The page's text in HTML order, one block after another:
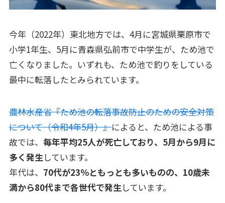
今年（2022年）東北地方では、4月に宮城県栗原市で
小学1年生、5月に青森県弘前市で中学生が、ため池で
亡くなりました。いずれも、ため池で釣りをしている
最中に転落したとみられています。
農林水産省『ため池の転落事故防⽌のための安全対策
について（令和4年5月）』によると、ため池による事
故では、 毎年平均25人が死亡しており、5月から9月に
多く発生 しています。
年代は、 70代が23％ともっとも多いものの、10歳未
満から80代まで各世代で発生 しています。